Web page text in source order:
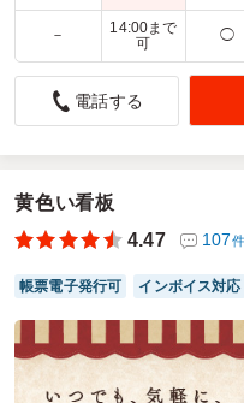
配達直前に電話がもらえ
4.0 大野台第一自治会
らいましたが、今回も時
た。なんと言っても、ネ
がうれしいです。来れ方
っています。ただ、コンビ
てくれると嬉しいです。
ご利用シーン：
参加者の年齢： 50代～60代男
神奈川県相模原市南区大野台
－
14:00まで
可
◯
電話する
黄色い看板
4.47
107件
帳票電子発行可 インボイス対応